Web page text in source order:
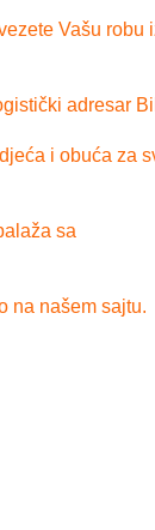
Vašu robu
adresar
i obuća za
sa
na našem sajtu.